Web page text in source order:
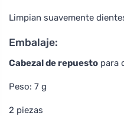
Limpian suavemente
Embalaje:
Cabezal de repuesto para
Peso: 7 g
2 piezas